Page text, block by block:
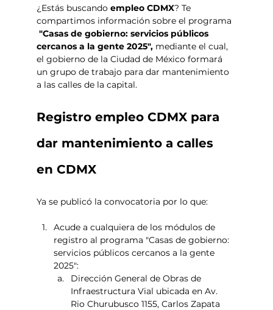
¿Estás buscando empleo CDMX? Te
compartimos información sobre el programa
"Casas de gobierno: servicios públicos
cercanos a la gente 2025", mediante el cual,
el gobierno de la Ciudad de México formará
un grupo de trabajo para dar mantenimiento
a las calles de la capital.
Registro empleo CDMX para
dar mantenimiento a calles
en CDMX
Ya se publicó la convocatoria por lo que:
Acude a cualquiera de los módulos de
registro al programa "Casas de gobierno:
servicios públicos cercanos a la gente
2025":
Dirección General de Obras de
Infraestructura Vial ubicada en Av.
Rio Churubusco 1155, Carlos Zapata